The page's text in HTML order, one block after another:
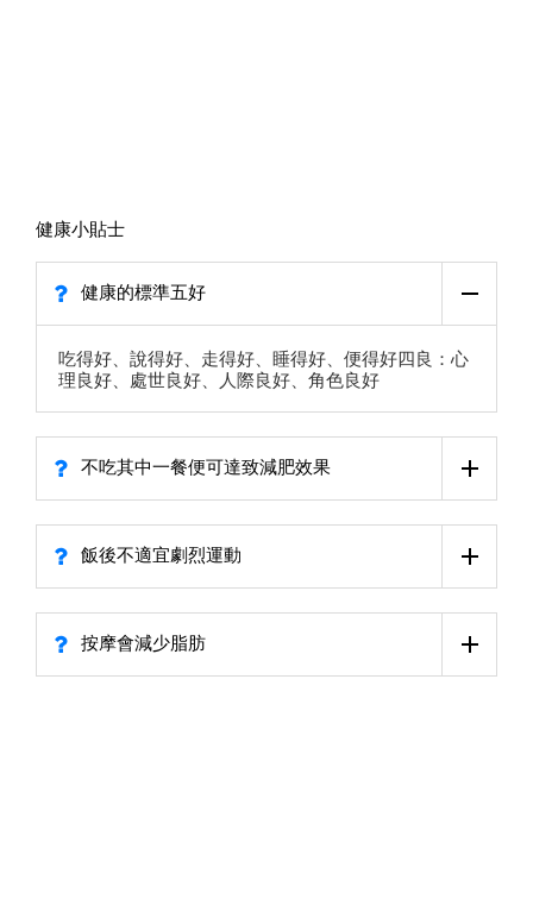
健康小貼士
健康的標準五好
吃得好、說得好、走得好、睡得好、便得好四良：心
理良好、處世良好、人際良好、角色良好
不吃其中一餐便可達致減肥效果
飯後不適宜劇烈運動
按摩會減少脂肪